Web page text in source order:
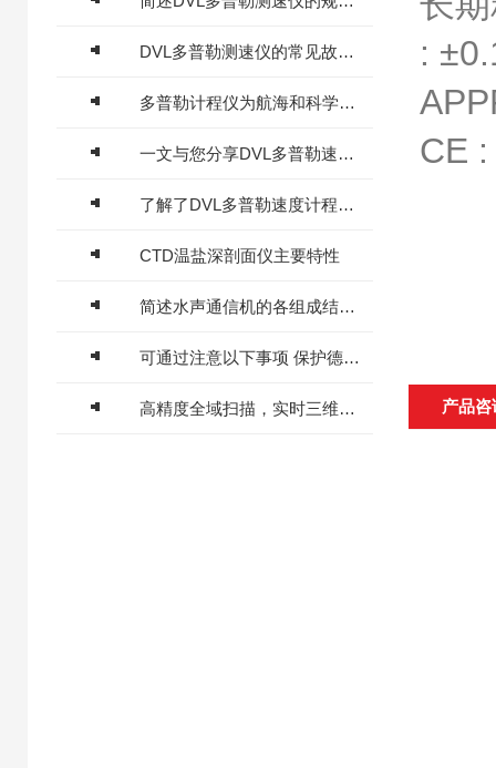
DVL多普勒测速仪的常见故障相应解决方法分享
多普勒计程仪为航海和科学研究提供了可靠的数据支持
一文与您分享DVL多普勒速度计程仪的常见故障相应解决方法
了解了DVL多普勒速度计程仪的主要特点才能更好的使用它
CTD温盐深剖面仪主要特性
简述水声通信机的各组成结构作用
可通过注意以下事项 保护德卡托雷达流速仪
高精度全域扫描，实时三维声呐重塑水下监测模式
:
CE
产品咨